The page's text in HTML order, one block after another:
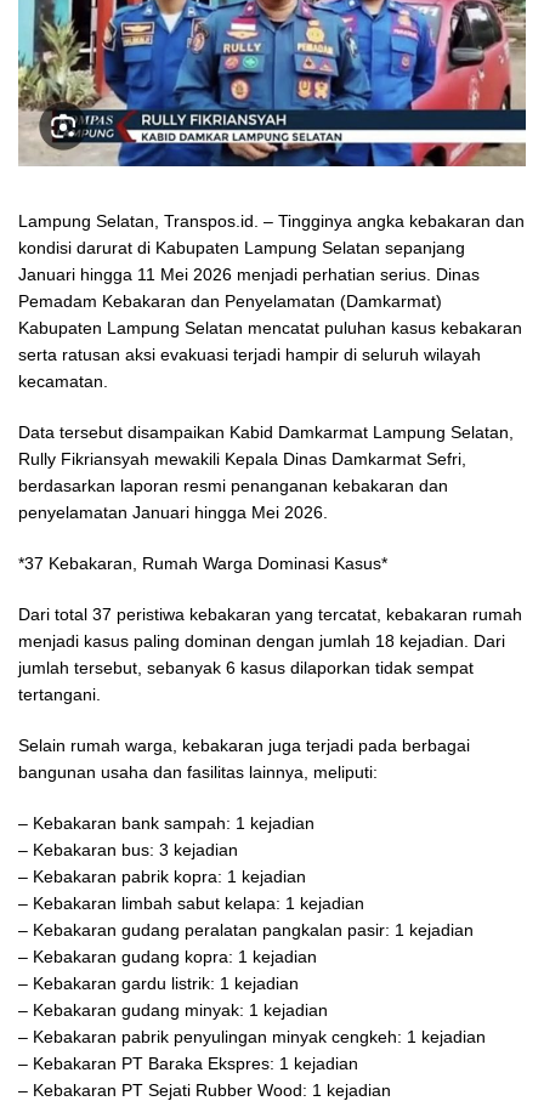
Lampung Selatan, Transpos.id. – Tingginya angka kebakaran dan
kondisi darurat di Kabupaten Lampung Selatan sepanjang
Januari hingga 11 Mei 2026 menjadi perhatian serius. Dinas
Pemadam Kebakaran dan Penyelamatan (Damkarmat)
Kabupaten Lampung Selatan mencatat puluhan kasus kebakaran
serta ratusan aksi evakuasi terjadi hampir di seluruh wilayah
kecamatan.
Data tersebut disampaikan Kabid Damkarmat Lampung Selatan,
Rully Fikriansyah mewakili Kepala Dinas Damkarmat Sefri,
berdasarkan laporan resmi penanganan kebakaran dan
penyelamatan Januari hingga Mei 2026.
*37 Kebakaran, Rumah Warga Dominasi Kasus*
Dari total 37 peristiwa kebakaran yang tercatat, kebakaran rumah
menjadi kasus paling dominan dengan jumlah 18 kejadian. Dari
jumlah tersebut, sebanyak 6 kasus dilaporkan tidak sempat
tertangani.
Selain rumah warga, kebakaran juga terjadi pada berbagai
bangunan usaha dan fasilitas lainnya, meliputi:
– Kebakaran bank sampah: 1 kejadian
– Kebakaran bus: 3 kejadian
– Kebakaran pabrik kopra: 1 kejadian
– Kebakaran limbah sabut kelapa: 1 kejadian
– Kebakaran gudang peralatan pangkalan pasir: 1 kejadian
– Kebakaran gudang kopra: 1 kejadian
– Kebakaran gardu listrik: 1 kejadian
– Kebakaran gudang minyak: 1 kejadian
– Kebakaran pabrik penyulingan minyak cengkeh: 1 kejadian
– Kebakaran PT Baraka Ekspres: 1 kejadian
– Kebakaran PT Sejati Rubber Wood: 1 kejadian